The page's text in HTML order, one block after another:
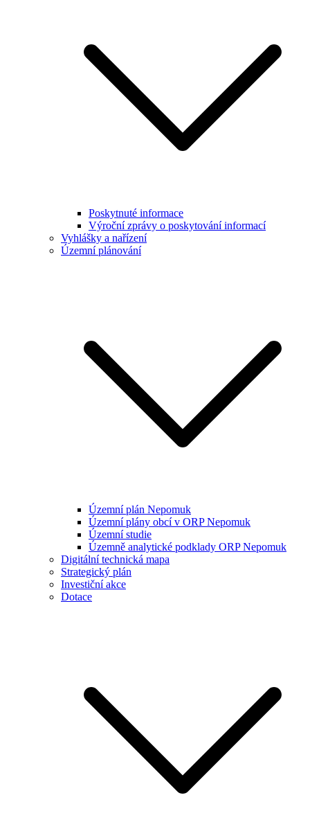
Poskytnuté informace
Výroční zprávy o poskytování informací
Vyhlášky a nařízení
Územní plánování
Územní plán Nepomuk
Územní plány obcí v ORP Nepomuk
Územní studie
Územně analytické podklady ORP Nepomuk
Digitální technická mapa
Strategický plán
Investiční akce
Dotace